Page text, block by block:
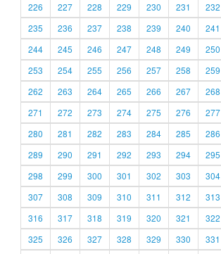
226
227 228 229 230 231 232
235
236 237 238 239 240 241
244
245 246 247 248 249 250
253
254 255 256 257 258 259
262
263 264 265 266 267 268
271
272 273 274 275 276 277
280
281 282 283 284 285 286
289
290 291 292 293 294 295
298
299 300 301 302 303 304
307
308 309 310 311 312 313
316
317 318 319 320 321 322
325
326 327 328 329 330 331